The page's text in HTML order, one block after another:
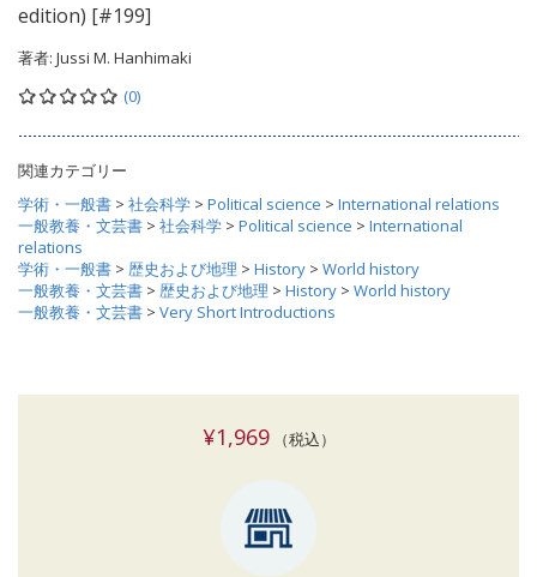
edition) [#199]
著者: Jussi M. Hanhimaki
(0)
関連カテゴリー
学術・一般書 > 社会科学 > Political science > International relations
一般教養・文芸書 > 社会科学 > Political science > International
relations
学術・一般書 > 歴史および地理 > History > World history
一般教養・文芸書 > 歴史および地理 > History > World history
一般教養・文芸書 > Very Short Introductions
¥1,969（税込）